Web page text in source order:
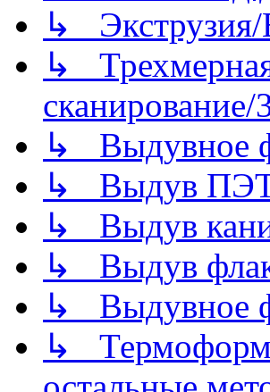
↳ Экструзия/
↳
↳ Выдувное
↳ Выдув
↳ Выдув
↳ Выдув
↳ Выдувное
↳